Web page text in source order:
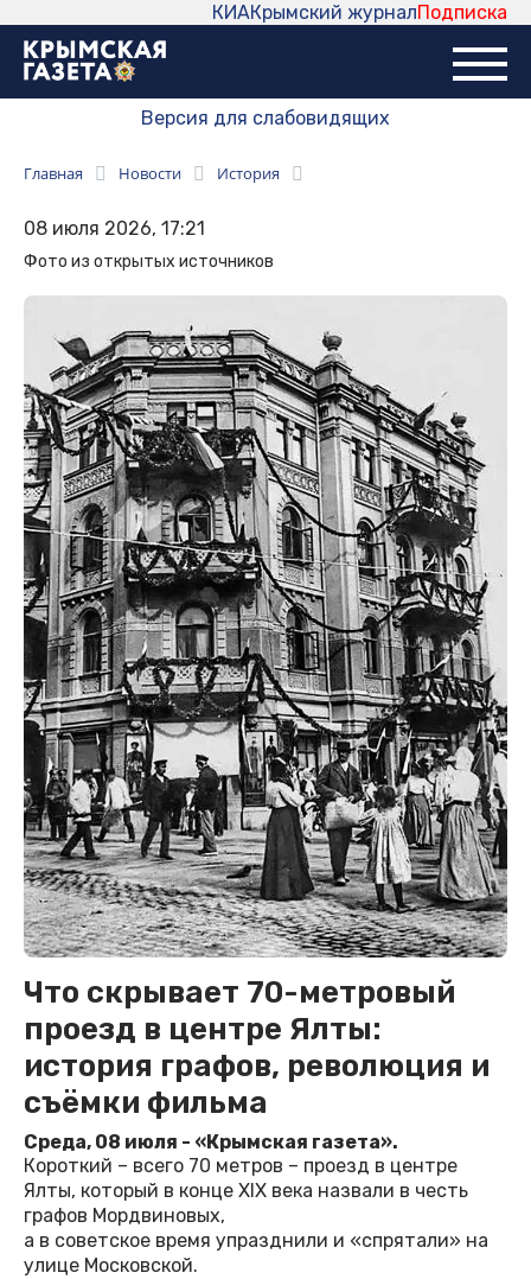
Подписка
Крымский журнал
КИА
Версия для слабовидящих
Главная Новости История
08 июля 2026, 17:21
Фото из открытых источников
Что скрывает 70-метровый
проезд в центре Ялты:
история графов, революция и
съёмки фильма
Среда, 08 июля - «Крымская газета».
Короткий – всего 70 метров – проезд в центре
Ялты, который в конце XIX века назвали в честь
графов Мордвиновых,
а в советское время упразднили и «спрятали» на
улице Московской.